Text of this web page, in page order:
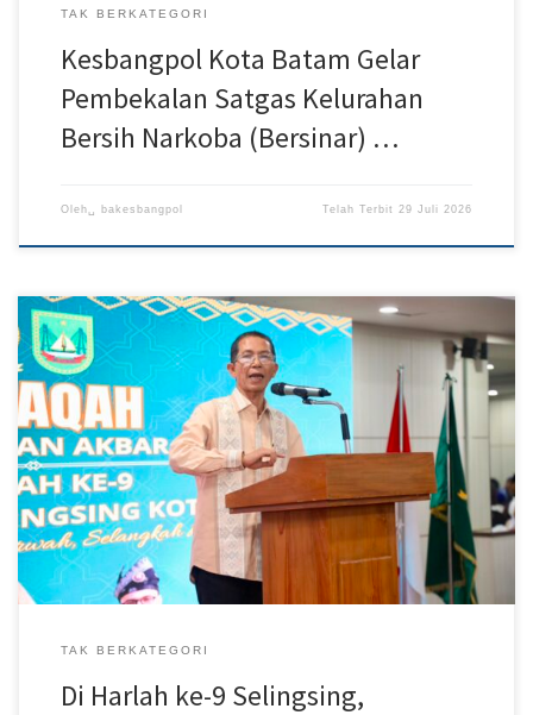
TAK BERKATEGORI
Kesbangpol Kota Batam Gelar
Pembekalan Satgas Kelurahan
Bersih Narkoba (Bersinar) …
Oleh␣ bakesbangpol Telah Terbit 29 Juli 2026
Batam – Wali Kota Batam sekaligus Pembina Perkumpulan
Selingsing Kota Batam, Amsakar Achmad, menghadiri Halaqah
Pengajian Akbar yang dirangkaikan dengan peringatan Hari Lahir
(Harlah) ke-9 Perkumpulan Selingsing Kota Batam di Nagoya
Mansion, Kecamatan Lubukbaja, Sabtu (26/7/2026). Kegiatan
tersebut menjadi ajang mempererat silaturahmi sekaligus
memperkuat semangat persatuan warga Selingsing yang
bermukim di […]
TAK BERKATEGORI
Di Harlah ke-9 Selingsing,